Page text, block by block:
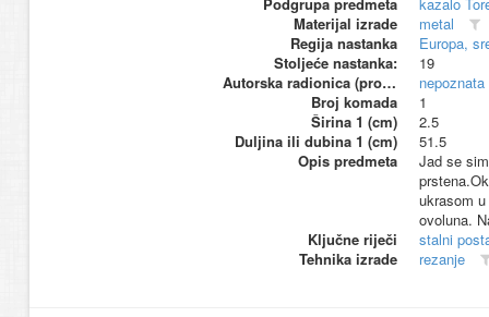
Materijal izrade
metal
Regija nastanka
Europa,
Stoljeće nastanka:
19
Autorska radionica (proizvođač)
nepoznata
Broj komada
1
Širina 1 (cm)
2.5
Duljina ili dubina 1 (cm)
51.5
Opis predmeta
Jad se
ukrasom
ovoluna.
Ključne riječi
stalni
Tehnika izrade
rezanje